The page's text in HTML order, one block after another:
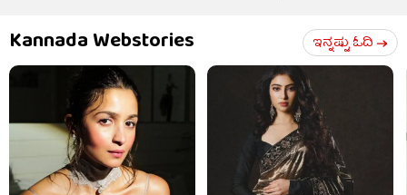
Kannada Webstories ಇನ್ನಷ್ಟು ಓದಿ